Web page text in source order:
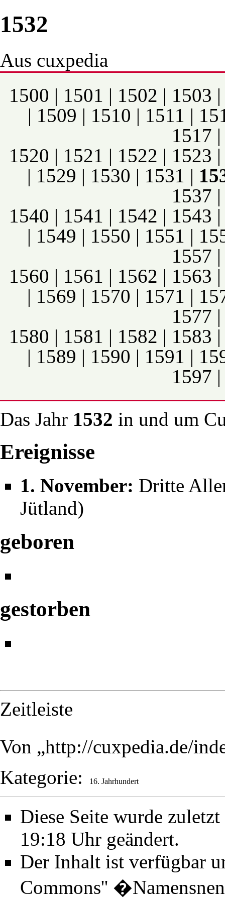
1532
Aus cuxpedia
1500 | 1501 | 1502 | 1503
| 1509 | 1510 | 1511 |
1517
1520 | 1521 | 1522 | 1523
| 1529 | 1530 | 1531 |
1537
1540 | 1541 | 1542 | 1543
| 1549 | 1550 | 1551 |
1557
1560 | 1561 | 1562 | 1563
| 1569 | 1570 | 1571 |
1577
1580 | 1581 | 1582 | 1583
| 1589 | 1590 | 1591 |
1597
Das Jahr 1532 in und um
Ereignisse
1. November: Dritte
Jütland)
geboren
gestorben
Zeitleiste
Von „http://cuxpedia.de/
Kategorie: 16. Jahrhundert
Diese Seite wurde
19:18 Uhr geändert.
Der Inhalt ist verfügbar
Commons''